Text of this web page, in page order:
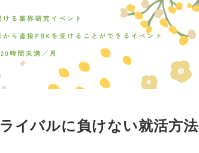
ライバルに負けない就活方法